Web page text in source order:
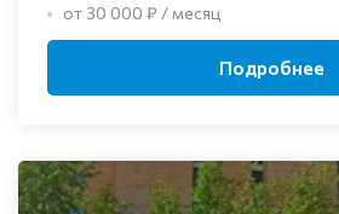
от 30 000 ₽ / месяц
Подробнее